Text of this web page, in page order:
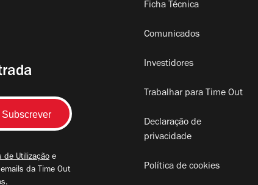
de Utilização e
da Time Out
Ficha Técnica
Comunicados
Investidores
Trabalhar para Time Out
Declaração de
privacidade
Política de cookies